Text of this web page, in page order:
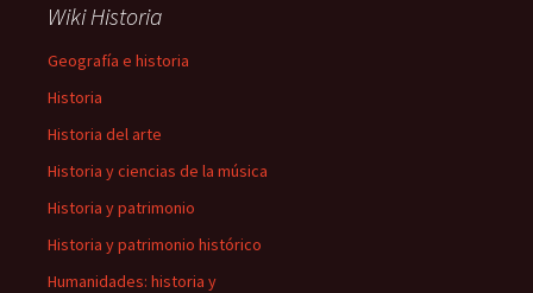
Wiki Historia
Geografía e historia
Historia
Historia del arte
Historia y ciencias de la música
Historia y patrimonio
Historia y patrimonio histórico
Humanidades: historia y